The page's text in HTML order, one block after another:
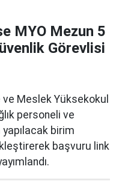
MYO Mezun 5
Görevlisi
Meslek Yüksekokul
personeli ve
birim
başvuru link